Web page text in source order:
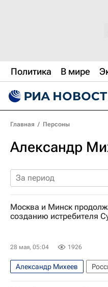
Политика В мире
Главная / Персоны
Александр
За период
Москва и Минск
созданию истребителя
28 мая, 05:04 1926
Александр Михеев
Минск